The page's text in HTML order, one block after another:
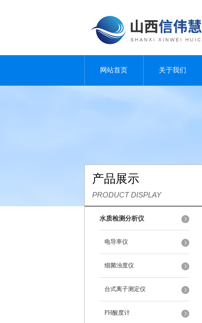
网站首页 关于我们
产品展示
PRODUCT DISPLAY
水质检测分析仪
电导率仪
细菌浊度仪
台式离子测定仪
PH酸度计